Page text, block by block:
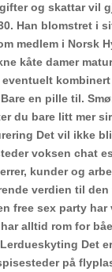
og skattar vil
Han blomstret i
medlem i Norsk
kåte damer
kombinert
Bare en pille til.
du bare litt mer
Det vil ikke
voksen chat
kunder og
verdien til
free sex party
alltid rom for
Det
på